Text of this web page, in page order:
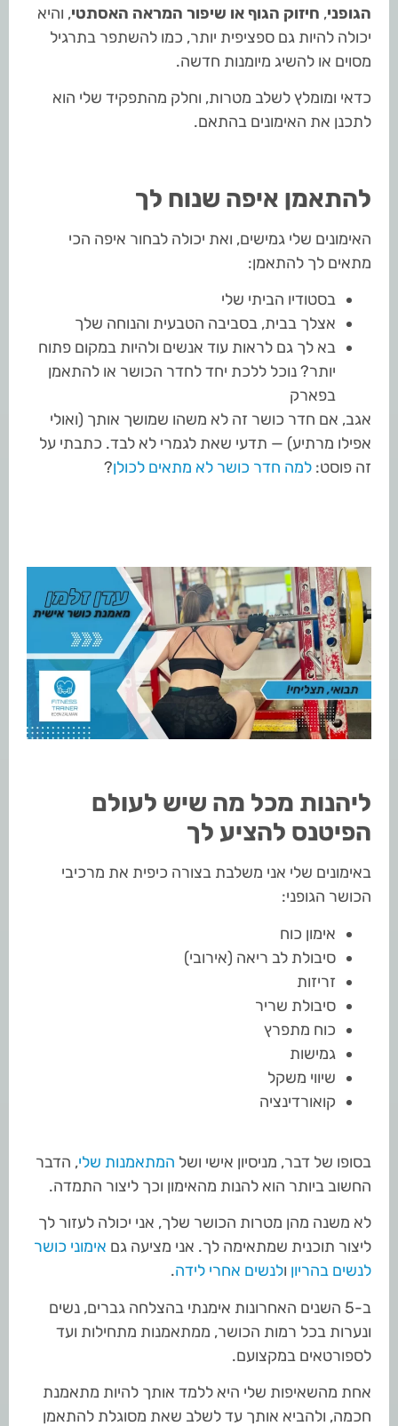
הגופני, חיזוק הגוף או שיפור המראה האסתטי, והיא
יכולה להיות גם ספציפית יותר, כמו להשתפר בתרגיל
מסוים או להשיג מיומנות חדשה.
כדאי ומומלץ לשלב מטרות, וחלק מהתפקיד שלי הוא
לתכנן את האימונים בהתאם.
להתאמן איפה שנוח לך
האימונים שלי גמישים, ואת יכולה לבחור איפה הכי
מתאים לך להתאמן:
בסטודיו הביתי שלי
אצלך בבית, בסביבה הטבעית והנוחה שלך
בא לך גם לראות עוד אנשים ולהיות במקום פתוח
יותר? נוכל ללכת יחד לחדר הכושר או להתאמן
בפארק
אגב, אם חדר כושר זה לא משהו שמושך אותך (ואולי
אפילו מרתיע) — תדעי שאת לגמרי לא לבד. כתבתי על
זה פוסט: למה חדר כושר לא מתאים לכולן?
ליהנות מכל מה שיש לעולם
הפיטנס להציע לך
באימונים שלי אני משלבת בצורה כיפית את מרכיבי
הכושר הגופני:
אימון כוח
סיבולת לב ריאה (אירובי)
זריזות
סיבולת שריר
כוח מתפרץ
גמישות
שיווי משקל
קואורדינציה
בסופו של דבר, מניסיון אישי ושל המתאמנות שלי, הדבר
החשוב ביותר הוא להנות מהאימון וכך ליצור התמדה.
לא משנה מהן מטרות הכושר שלך, אני יכולה לעזור לך
ליצור תוכנית שמתאימה לך. אני מציעה גם אימוני כושר
לנשים בהריון ולנשים אחרי לידה.
ב-5 השנים האחרונות אימנתי בהצלחה גברים, נשים
ונערות בכל רמות הכושר, ממתאמנות מתחילות ועד
לספורטאים במקצועם.
אחת מהשאיפות שלי היא ללמד אותך להיות מתאמנת
חכמה, ולהביא אותך עד לשלב שאת מסוגלת להתאמן